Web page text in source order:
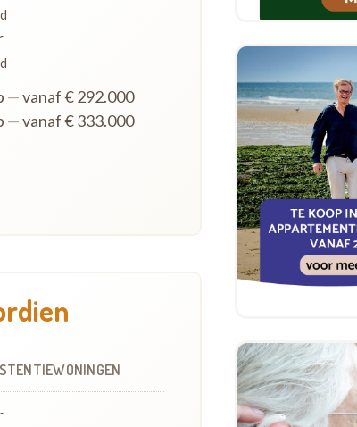
—vanaf € 292.000
—vanaf € 333.000